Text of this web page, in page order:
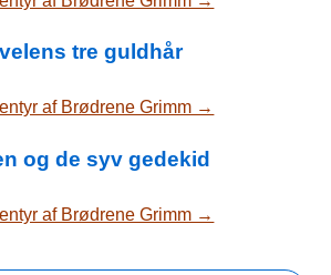
tre guldhår
af Brødrene Grimm →
og de syv gedekid
af Brødrene Grimm →